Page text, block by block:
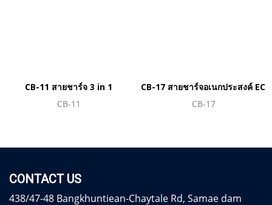
CB-11 สายชาร์จ 3 in 1
CB-11
CB-17 สายชาร์จอเนกประสงค์
CB-17
CONTACT US
438/47-48 Bangkhuntiean-Chaytale Rd, Samae dam